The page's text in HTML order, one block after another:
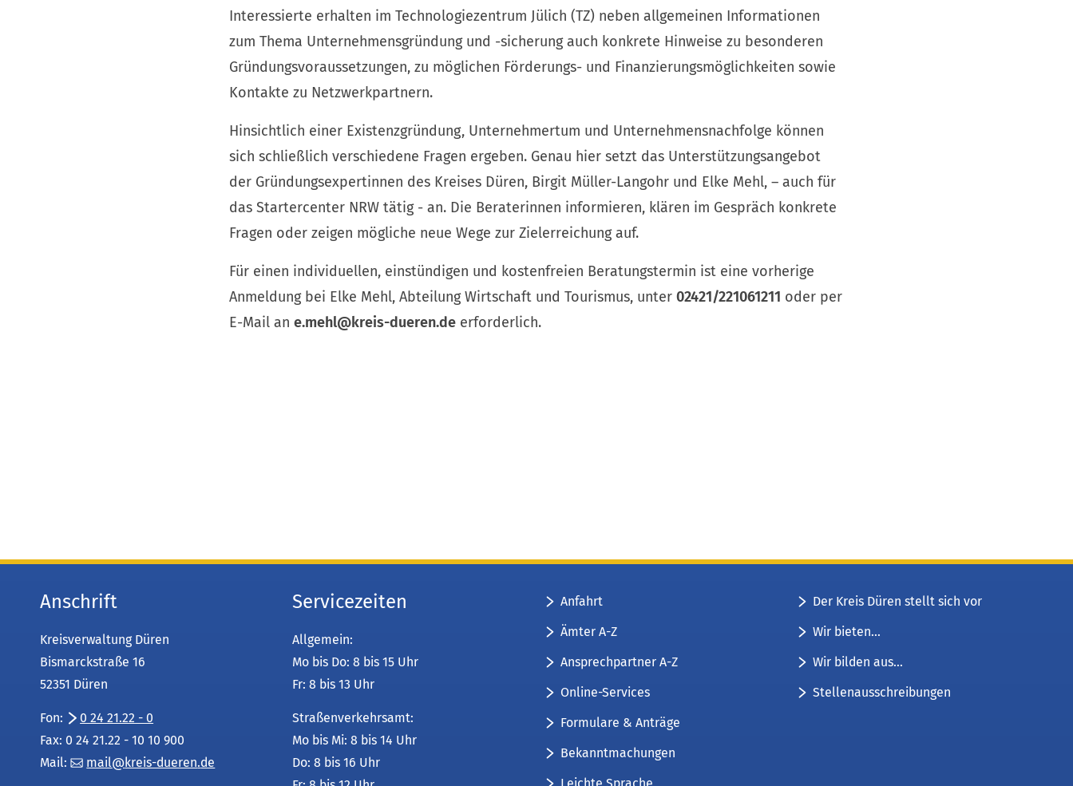
Interessierte erhalten im Technologiezentrum Jülich (TZ) neben allgemeinen Informationen
zum Thema Unternehmensgründung und -sicherung auch konkrete Hinweise zu besonderen
Gründungsvoraussetzungen, zu möglichen Förderungs- und Finanzierungsmöglichkeiten sowie
Kontakte zu Netzwerkpartnern.
Hinsichtlich einer Existenzgründung, Unternehmertum und Unternehmensnachfolge können
sich schließlich verschiedene Fragen ergeben. Genau hier setzt das Unterstützungsangebot
der Gründungsexpertinnen des Kreises Düren, Birgit Müller-Langohr und Elke Mehl, – auch für
das Startercenter NRW tätig - an. Die Beraterinnen informieren, klären im Gespräch konkrete
Fragen oder zeigen mögliche neue Wege zur Zielerreichung auf.
Für einen individuellen, einstündigen und kostenfreien Beratungstermin ist eine vorherige
Anmeldung bei Elke Mehl, Abteilung Wirtschaft und Tourismus, unter 02421/221061211 oder per
E-Mail an e.mehl kreis-duerende erforderlich.
Anschrift
Kreisverwaltung Düren
Bismarckstraße 16
52351 Düren
Fon:
0 24 21.22 - 0
Fax: 0 24 21.22 - 10 10 900
Mail:
mail kreis-dueren de
Servicezeiten
Allgemein:
Mo bis Do: 8 bis 15 Uhr
Fr: 8 bis 13 Uhr
Straßenverkehrsamt:
Mo bis Mi: 8 bis 14 Uhr
Do: 8 bis 16 Uhr
Anfahrt
Ämter A-Z
Ansprechpartner A-Z
Online-Services
Formulare & Anträge
Bekanntmachungen
Der Kreis Düren stellt sich vor
Wir bieten...
Wir bilden aus...
Stellenausschreibungen